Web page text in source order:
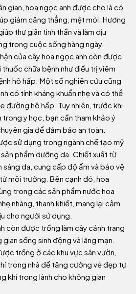
gian, hoa ngọc anh được cho là có
giảm căng thẳng, mệt mỏi. Hương
thư giãn tinh thần và làm dịu
trong cuộc sống hàng ngày.
của cây hoa ngọc anh còn được
chữa bệnh như điều trị viêm
hô hấp. Một số nghiên cứu cũng
có tính kháng khuẩn nhẹ và có thể
đường hô hấp. Tuy nhiên, trước khi
trong y học, bạn cần tham khảo ý
gia để đảm bảo an toàn.
sử dụng trong ngành chế tạo mỹ
phẩm dưỡng da. Chiết xuất từ
sáng da, cung cấp độ ẩm và bảo vệ
môi trường. Bên cạnh đó, hoa
trong các sản phẩm nước hoa
nhàng, thanh khiết, mang lại cảm
cho người sử dụng.
còn được trồng làm cây cảnh trang
sống sinh động và lãng mạn.
trồng ở các khu vực sân vườn,
trong nhà để tăng cường vẻ đẹp tự
khí trong lành cho không gian